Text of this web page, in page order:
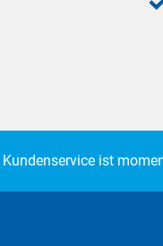
Kundenservice ist